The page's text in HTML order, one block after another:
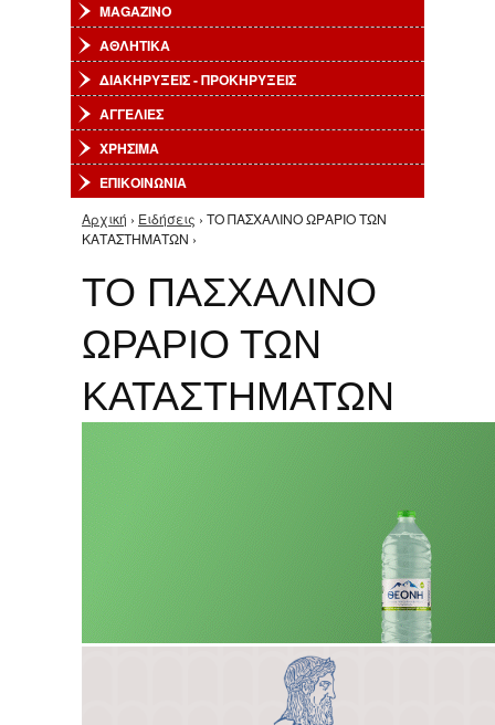
MAGAZINO
ΑΘΛΗΤΙΚΑ
ΔΙΑΚΗΡΥΞΕΙΣ - ΠΡΟΚΗΡΥΞΕΙΣ
ΑΓΓΕΛΙΕΣ
ΧΡΗΣΙΜΑ
ΕΠΙΚΟΙΝΩΝΙΑ
Είστε εδώ
Αρχική › Ειδήσεις › ΤΟ ΠΑΣΧΑΛΙΝΟ ΩΡΑΡΙΟ ΤΩΝ
ΚΑΤΑΣΤΗΜΑΤΩΝ ›
ΤΟ ΠΑΣΧΑΛΙΝΟ
ΩΡΑΡΙΟ ΤΩΝ
ΚΑΤΑΣΤΗΜΑΤΩΝ